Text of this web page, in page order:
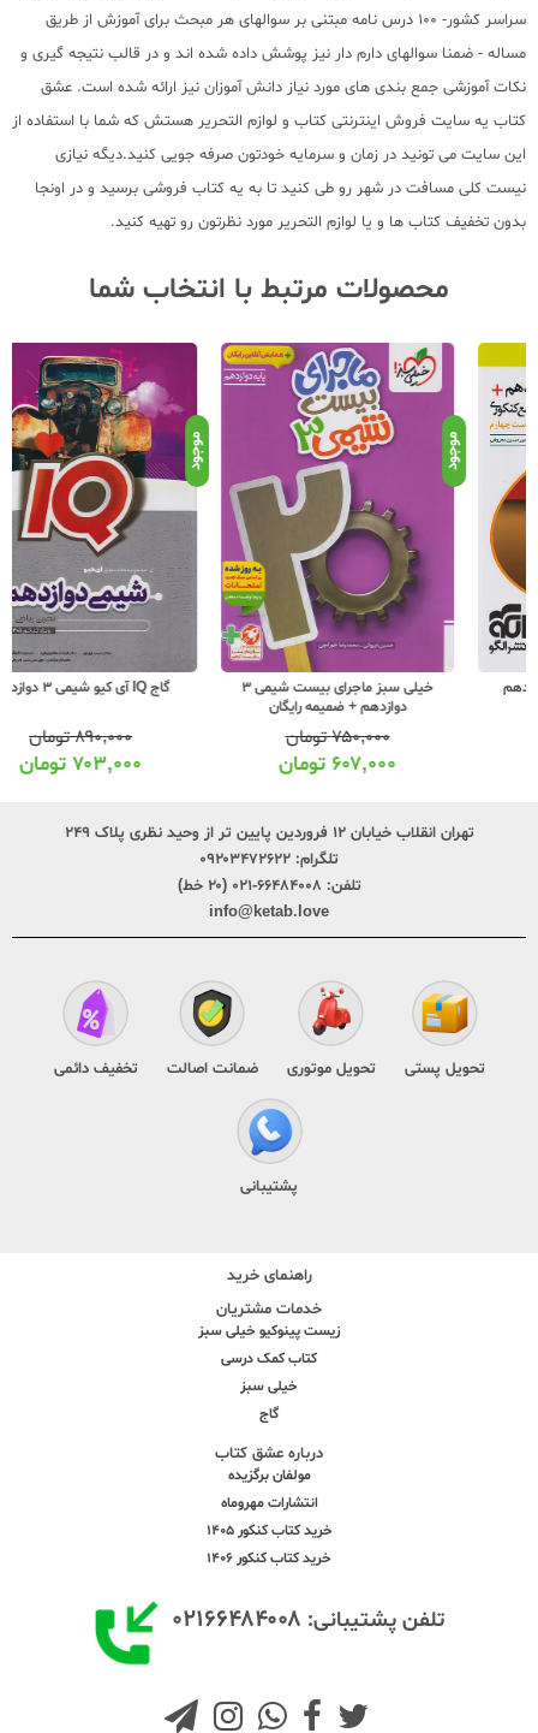
سراسر کشور- 100 درس نامه مبتنی بر سوالهای هر مبحث برای آموزش از طریق
مساله - ضمنا سوالهای دارم دار نیز پوشش داده شده اند و در قالب نتیجه گیری و
نکات آموزشی جمع بندی های مورد نیاز دانش آموزان نیز ارائه شده است. عشق
کتاب یه سایت فروش اینترنتی کتاب و لوازم التحریر هستش که شما با استفاده از
این سایت می تونید در زمان و سرمایه خودتون صرفه جویی کنید.دیگه نیازی
نیست کلی مسافت در شهر رو طی کنید تا به یه کتاب فروشی برسید و در اونجا
بدون تخفیف کتاب ها و یا لوازم التحریر مورد نظرتون رو تهیه کنید.
محصولات مرتبط با انتخاب شما
موجود
خیلی سبز ماجرای بیست شیمی 3
دوازدهم + ضمیمه رایگان
تومان
۶۰۷,۰۰۰تومان
تومان
۷۰۳,۰۰۰تومان
تهران انقلاب خیابان ۱۲ فروردین پایین تر از وحید نظری پلاک ۲۴۹
تلگرام: ۰۹۲۰۳۴۷۲۶۲۲
تلفن: ۶۶۴۸۴۰۰۸-۰۲۱ (۲۰ خط)
info@ketab.love
تحویل پستی تحویل موتوری ضمانت اصالت تخفیف دائمی
پشتیبانی
راهنمای خرید
خدمات مشتریان
زیست پینوکیو خیلی سبز
کتاب کمک درسی
خیلی سبز
گاج
درباره عشق کتاب
مولفان برگزیده
انتشارات مهروماه
خرید کتاب کنکور 1405
خرید کتاب کنکور 1406
تلفن پشتیبانی: ۰۲۱۶۶۴۸۴۰۰۸